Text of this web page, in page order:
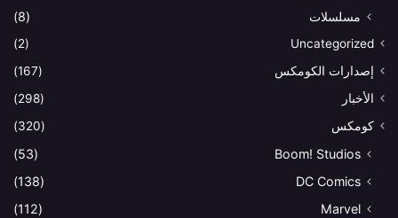
مسلسلات
(8)
Uncategorized
(2)
إصدارات الكومكس
(167)
الأخبار
(298)
كومكس
(320)
Boom! Studios
(53)
DC Comics
(138)
Marvel
(112)